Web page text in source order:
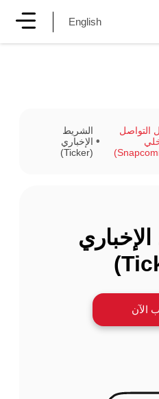
English
التواصل
الشريط
الإخباري
(Ticker)
الآن